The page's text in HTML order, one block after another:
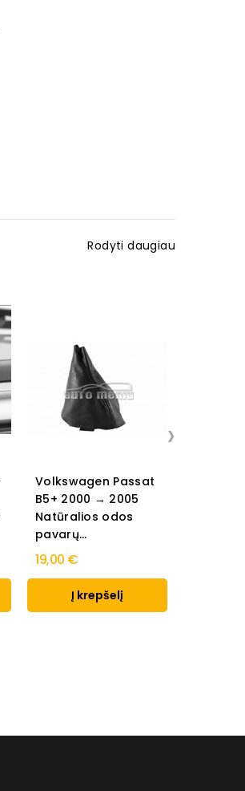
Rodyti daugiau
Volkswagen Passat
B5+ 2000 → 2005
Natūralios odos
pavarų...
19,00 €
Į krepšelį
›